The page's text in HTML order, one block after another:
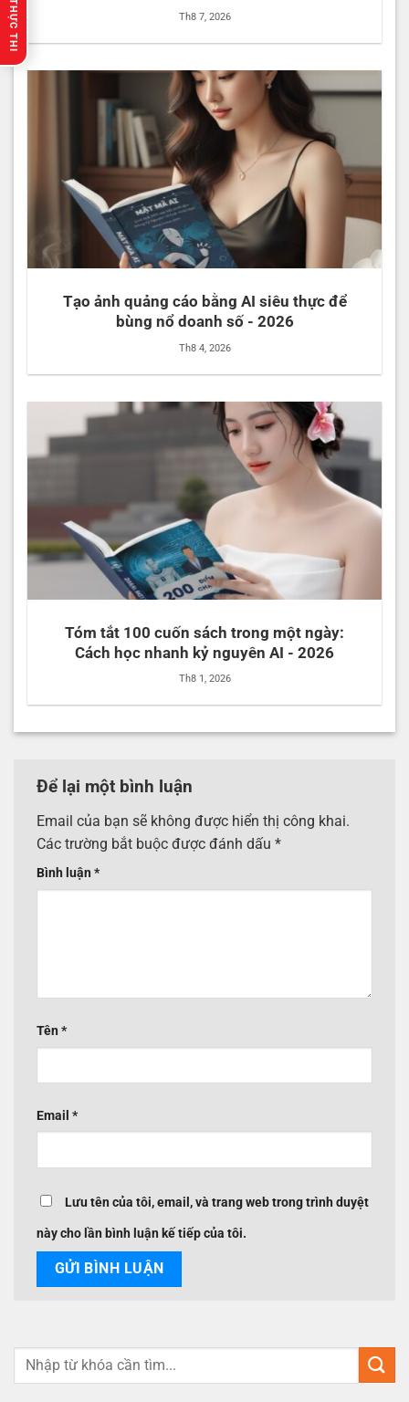
Th8 7, 2026
Tạo ảnh quảng cáo bằng AI siêu thực để
bùng nổ doanh số - 2026
Th8 4, 2026
Tóm tắt 100 cuốn sách trong một ngày:
Cách học nhanh kỷ nguyên AI - 2026
Th8 1, 2026
Để lại một bình luận
Email của bạn sẽ không được hiển thị công khai.
Các trường bắt buộc được đánh dấu *
Bình luận *
Tên *
Email *
Lưu tên của tôi, email, và trang web trong trình duyệt
này cho lần bình luận kế tiếp của tôi.